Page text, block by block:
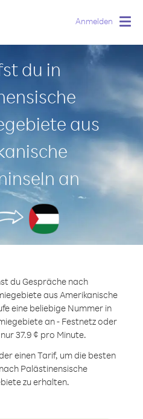
Anmelden
du in
aus
an
du Gespräche nach
aus Amerikanische
eine beliebige Nummer in
an - Festnetz oder
37.9 ¢ pro Minute.
einen Tarif, um die besten
Palästinensische
zu erhalten.